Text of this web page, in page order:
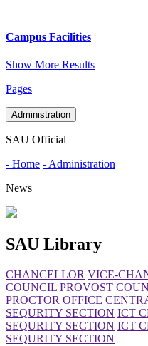
Campus Facilities
Show More Results
Pages
Administration
SAU Official
- Home - Administration
News
SAU Library
CHANCELLOR VICE-
COUNCIL PROVOST
PROCTOR OFFICE
SEQURITY SECTION ICT
SEQURITY SECTION ICT
SEQURITY SECTION